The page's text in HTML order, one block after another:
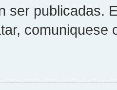
ser publicadas.
comuniquese